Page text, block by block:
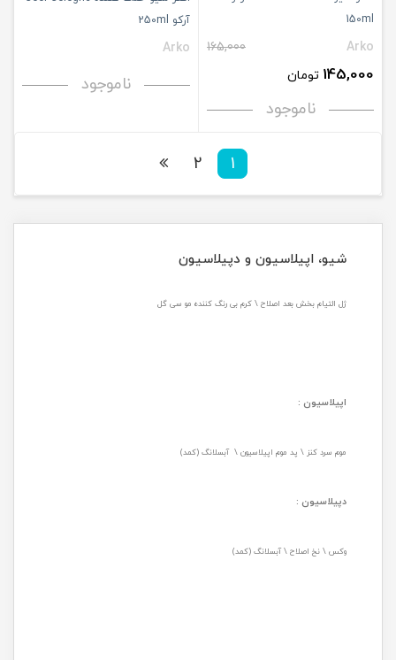
150ml
Arko
165,000
145,000 تومان
ناموجود
آرکو 250ml
Arko
ناموجود
1
2
شیو، اپیلاسیون و دپیلاسیون
ژل التیام بخش بعد اصلاح \ کرم بی رنگ کننده مو سی گل
اپیلاسیون :
موم سرد کنز \ پد موم اپیلاسیون \ آبسلانگ (کمد)
دپیلاسیون :
وکس \ نخ اصلاح \ آبسلانگ (کمد)